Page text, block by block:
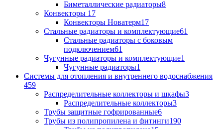
Биметаллические радиаторы8
Конвекторы 17
Конвекторы Новатерм17
Стальные радиаторы и комплектующие61
Стальные радиаторы с боковым
подключением61
Чугунные радиаторы и комплектующие1
Чугунные радиаторы1
Системы для отопления и внутреннего водоснабжения
459
Распределительные коллекторы и шкафы3
Распределительные коллекторы3
Трубы защитные гофрированные6
Трубы из полипропилена и фитинги190